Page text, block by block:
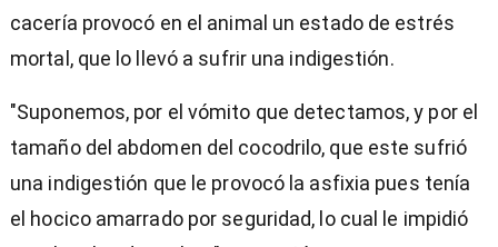
cacería provocó en el animal un estado de estrés
mortal, que lo llevó a sufrir una indigestión.
"Suponemos, por el vómito que detectamos, y por el
tamaño del abdomen del cocodrilo, que este sufrió
una indigestión que le provocó la asfixia pues tenía
el hocico amarrado por seguridad, lo cual le impidió